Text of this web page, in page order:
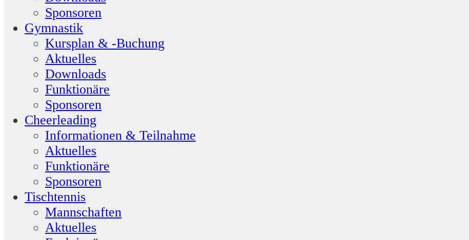
Sponsoren
Gymnastik
Kursplan & -Buchung
Aktuelles
Downloads
Funktionäre
Sponsoren
Cheerleading
Informationen & Teilnahme
Aktuelles
Funktionäre
Sponsoren
Tischtennis
Mannschaften
Aktuelles